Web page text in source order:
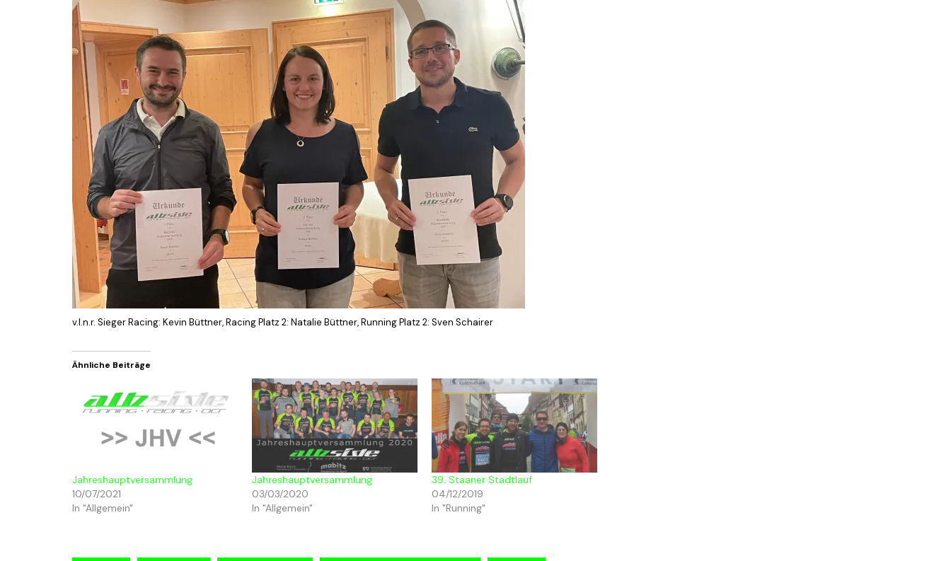
v.l.n.r. Sieger Racing: Kevin Büttner, Racing Platz 2: Natalie Büttner, Running Platz 2: Sven Schairer
Ähnliche Beiträge
Jahreshauptversammlung
10/07/2021
In "Allgemein"
Jahreshauptversammlung
03/03/2020
In "Allgemein"
39. Staaner Stadtlauf
04/12/2019
In "Running"